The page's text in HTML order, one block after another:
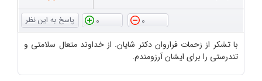
0
0
با تشکر از زحمات فراروان دکتر شایان. از خداوند متعال سلامتی و
تندرستی را برای ایشان آرزومندم.